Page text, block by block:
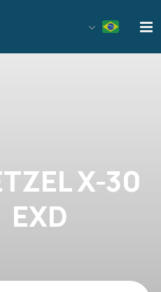
X-30
EXD